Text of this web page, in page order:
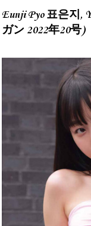
Eunji Pyo 표은지,
ガン 2022年20号)